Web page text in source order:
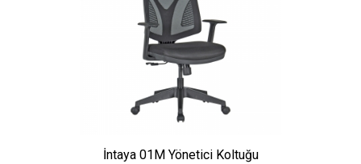
İntaya 01M Yönetici Koltuğu